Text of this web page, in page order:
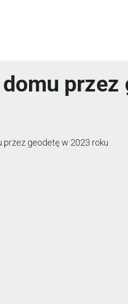
przez geodetę w 2023 roku